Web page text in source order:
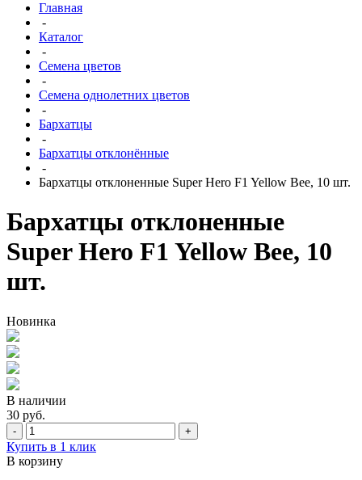
Главная
-
Каталог
-
Семена цветов
-
Семена однолетних цветов
-
Бархатцы
-
Бархатцы отклонённые
-
Бархатцы отклоненные Super Hero F1 Yellow Bee, 10 шт.
Бархатцы отклоненные
Super Hero F1 Yellow Bee, 10
шт.
Новинка
В наличии
30 руб.
- +
Купить в 1 клик
В корзину